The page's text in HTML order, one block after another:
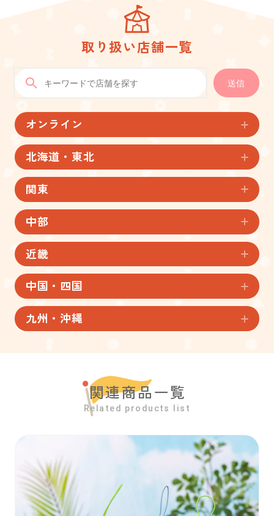
取り扱い店舗一覧
送信
オンライン
北海道・東北
関東
中部
近畿
中国・四国
九州・沖縄
関連商品一覧
Related products list